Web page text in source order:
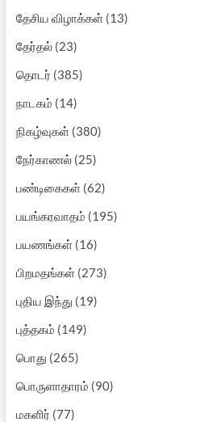
தேசிய விழாக்கள்(13)
தேர்தல்(23)
தொடர் (385)
நாடகம் (14)
நிகழ்வுகள்(380)
நேர்காணல்(25)
பண்டிகைகள்(62)
பயங்கரவாதம் (195)
பயணங்கள்(16)
பிறமதங்கள்(273)
புதிய இந்து (19)
புத்தகம் (149)
பொது (265)
பொருளாதாரம் (90)
மகளிர் (77)